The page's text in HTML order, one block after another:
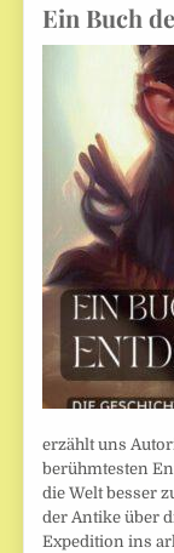
Ein Buch
erzählt uns
berühmtesten
die Welt besser
der Antike über
Expedition ins